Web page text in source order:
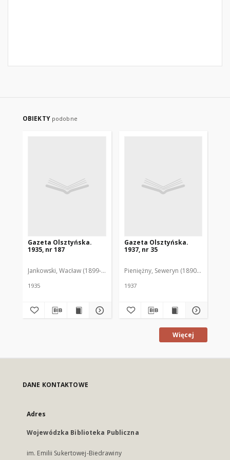
OBIEKTY podobne
Gazeta Olsztyńska.
1935, nr 187
Jankowski, Wacław (1899-1975). Red.
1935
Gazeta Olsztyńska.
1937, nr 35
Pieniężny, Seweryn (1890-1940). Red.
1937
Więcej
DANE KONTAKTOWE
Adres
Wojewódzka Biblioteka Publiczna
im. Emilii Sukertowej-Biedrawiny